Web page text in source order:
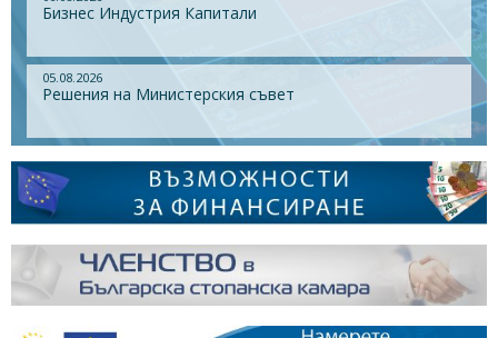
Бизнес Индустрия Капитали
05.08.2026
Решения на Министерския съвет